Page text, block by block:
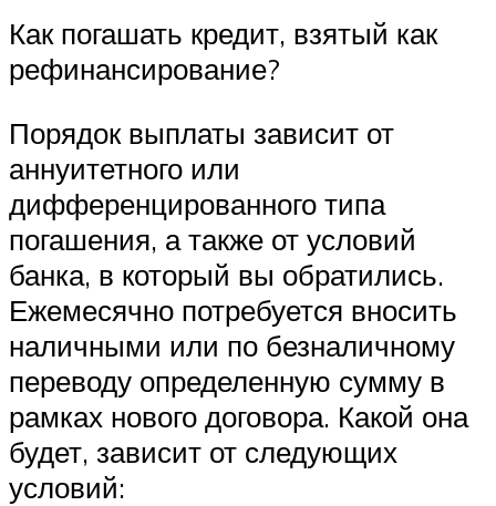
Как погашать кредит, взятый как
рефинансирование?
Порядок выплаты зависит от
аннуитетного или
дифференцированного типа
погашения, а также от условий
банка, в который вы обратились.
Ежемесячно потребуется вносить
наличными или по безналичному
переводу определенную сумму в
рамках нового договора. Какой она
будет, зависит от следующих
условий: